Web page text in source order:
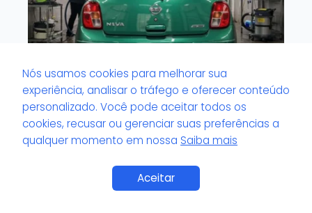
Lavacar que trabalha com produtos
biodegradáveis: benefício real ao meio
ambiente?
Nós usamos cookies para melhorar sua
experiência, analisar o tráfego e oferecer conteúdo
personalizado. Você pode aceitar todos os
cookies, recusar ou gerenciar suas preferências a
qualquer momento em nossa Saiba mais
Aceitar Saiba Mais